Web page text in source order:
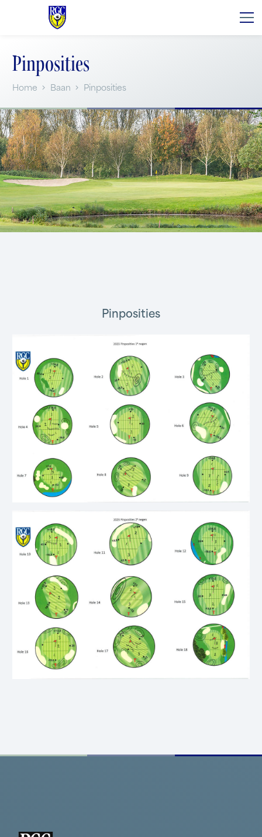
Pinposities
Home Baan Pinposities
Pinposities